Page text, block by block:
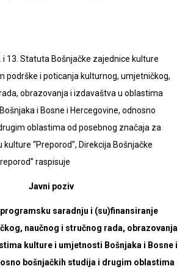
i 13. Statuta Bošnjačke zajednice kulture
podrške i poticanja kulturnog, umjetničkog,
obrazovanja i izdavaštva u oblastima
i Bosne i Hercegovine, odnosno
oblastima od posebnog značaja za
“Preporod”, Direkcija Bošnjačke
raspisuje
Javni poziv
saradnju i (su)finansiranje
naučnog i stručnog rada, obrazovanja
kulture i umjetnosti Bošnjaka i Bosne i
bošnjačkih studija i drugim oblastima